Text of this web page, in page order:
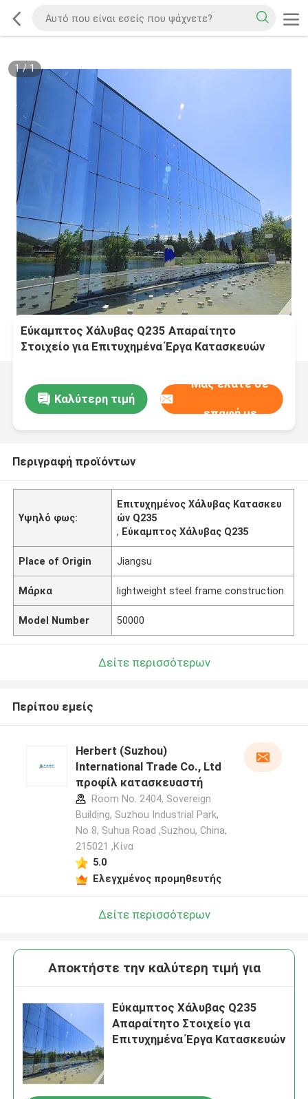
1/1
Εύκαμπτος Χάλυβας Q235 Απαραίτητο
Στοιχείο για Επιτυχημένα Έργα Κατασκευών
Καλύτερη τιμή
Μας ελάτε σε
επαφή με
Περιγραφή προϊόντων
Υψηλό φως:
Επιτυχημένος Χάλυβας Κατασκευ
ών Q235
, Εύκαμπτος Χάλυβας Q235
Place of Origin Jiangsu
Μάρκα lightweight steel frame construction
Model Number 50000
Δείτε περισσότερων
Περίπου εμείς
Herbert (Suzhou)
International Trade Co., Ltd
προφίλ κατασκευαστή
Room No. 2404, Sovereign
Building, Suzhou Industrial Park,
No 8, Suhua Road ,Suzhou, China,
215021 ,Κίνα
5.0
Ελεγχμένος προμηθευτής
Δείτε περισσότερων
Αποκτήστε την καλύτερη τιμή για
Εύκαμπτος Χάλυβας Q235
Απαραίτητο Στοιχείο για
Επιτυχημένα Έργα Κατασκευών